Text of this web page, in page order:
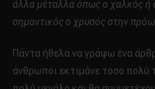
άλλα μέταλλα όπως ο χαλκός ή
σημαντικός ο χρυσός στην
Πάντα ήθελα να γράψω ένα
άνθρωποι εκτιμάνε τόσο πολύ